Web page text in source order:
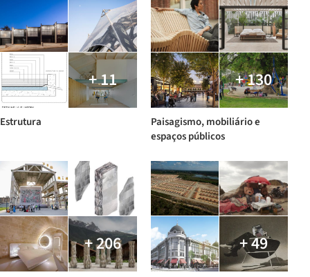
+ 11
Estrutura
+ 130
Paisagismo, mobiliário e
espaços públicos
+ 206 + 49